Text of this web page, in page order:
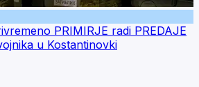
PRIMIRJE radi PREDAJE
u Kostantinovki